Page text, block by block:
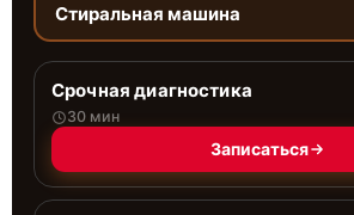
Стиральная машина
Срочная диагностика
30 мин
Записаться